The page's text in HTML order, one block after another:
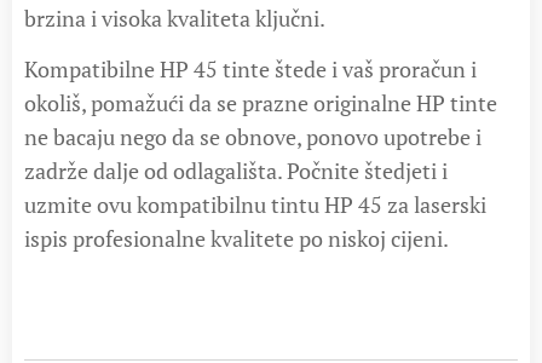
brzina i visoka kvaliteta ključni.
Kompatibilne HP 45 tinte štede i vaš proračun i
okoliš, pomažući da se prazne originalne HP tinte
ne bacaju nego da se obnove, ponovo upotrebe i
zadrže dalje od odlagališta. Počnite štedjeti i
uzmite ovu kompatibilnu tintu HP 45 za laserski
ispis profesionalne kvalitete po niskoj cijeni.